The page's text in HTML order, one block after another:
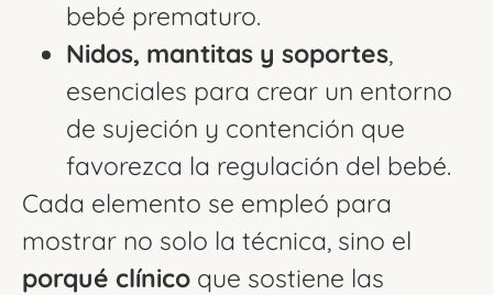
bebé prematuro.
Nidos, mantitas y soportes,
esenciales para crear un entorno
de sujeción y contención que
favorezca la regulación del bebé.
Cada elemento se empleó para
mostrar no solo la técnica, sino el
porqué clínico que sostiene las